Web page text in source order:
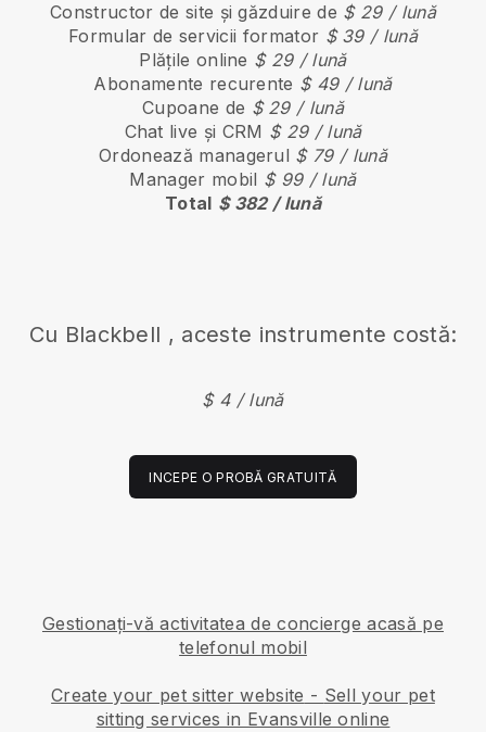
Constructor de site și găzduire de $ 29 / lună
Formular de servicii formator $ 39 / lună
Plățile online $ 29 / lună
Abonamente recurente $ 49 / lună
Cupoane de $ 29 / lună
Chat live și CRM $ 29 / lună
Ordonează managerul $ 79 / lună
Manager mobil $ 99 / lună
Total $ 382 / lună
Cu Blackbell , aceste instrumente costă:
$ 4 / lună
INCEPE O PROBĂ GRATUITĂ
Gestionați-vă activitatea de concierge acasă pe
telefonul mobil
Create your pet sitter website - Sell your pet
sitting services in Evansville online